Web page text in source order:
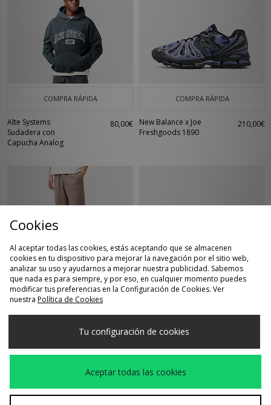
COMPRA RÁPIDA
Alte Systems
Sudadera con
Capucha Analog
80,00€
COMPRA RÁPIDA
New Balance x Joe
Freshgoods 1890
210,00€
COMPRA RÁPIDA
Nike Pantalón de
COMPRA RÁPIDA
Cookies
Al aceptar todas las cookies, estás aceptando que se almacenen
cookies en tu dispositivo para mejorar la navegación por el sitio web,
analizar su uso y ayudarnos a mejorar nuestra publicidad. Sabemos
que nada es para siempre, y por eso, en cualquier momento puedes
modificar tus preferencias en la Configuración de Cookies. Ver
nuestra Política de Cookies
Tu configuración de cookies
Aceptar todas las cookies